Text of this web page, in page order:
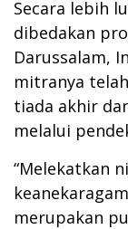
Secara lebih
dibedakan
Darussalam,
mitranya
tiada akhir
melalui
“Melekatkan
merupakan